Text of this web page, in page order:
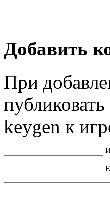
Добавить
При
keygen к